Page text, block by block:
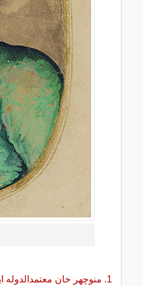
1. منوچهر خان معتمدالدوله ایچ آقاسی باشی